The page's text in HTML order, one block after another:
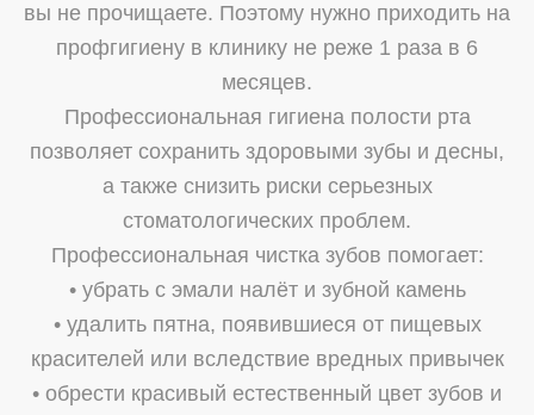
вы не прочищаете. Поэтому нужно приходить на
профгигиену в клинику не реже 1 раза в 6
месяцев.
Профессиональная гигиена полости рта
позволяет сохранить здоровыми зубы и десны,
а также снизить риски серьезных
стоматологических проблем.
Профессиональная чистка зубов помогает:
• убрать с эмали налёт и зубной камень
• удалить пятна, появившиеся от пищевых
красителей или вследствие вредных привычек
• обрести красивый естественный цвет зубов и